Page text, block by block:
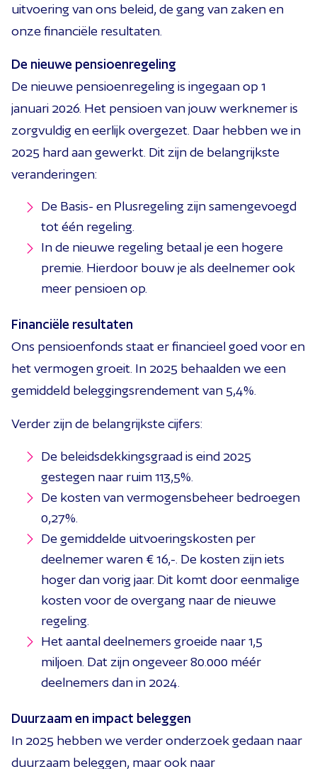
uitvoering van ons beleid, de gang van zaken en
onze financiële resultaten.
De nieuwe pensioenregeling
De nieuwe pensioenregeling is ingegaan op 1
januari 2026. Het pensioen van jouw werknemer is
zorgvuldig en eerlijk overgezet. Daar hebben we in
2025 hard aan gewerkt. Dit zijn de belangrijkste
veranderingen:
De Basis- en Plusregeling zijn samengevoegd
tot één regeling.
In de nieuwe regeling betaal je een hogere
premie. Hierdoor bouw je als deelnemer ook
meer pensioen op.
Financiële resultaten
Ons pensioenfonds staat er financieel goed voor en
het vermogen groeit. In 2025 behaalden we een
gemiddeld beleggingsrendement van 5,4%.
Verder zijn de belangrijkste cijfers:
De beleidsdekkingsgraad is eind 2025
gestegen naar ruim 113,5%.
De kosten van vermogensbeheer bedroegen
0,27%.
De gemiddelde uitvoeringskosten per
deelnemer waren € 16,-. De kosten zijn iets
hoger dan vorig jaar. Dit komt door eenmalige
kosten voor de overgang naar de nieuwe
regeling.
Het aantal deelnemers groeide naar 1,5
miljoen. Dat zijn ongeveer 80.000 méér
deelnemers dan in 2024.
Duurzaam en impact beleggen
In 2025 hebben we verder onderzoek gedaan naar
duurzaam beleggen, maar ook naar